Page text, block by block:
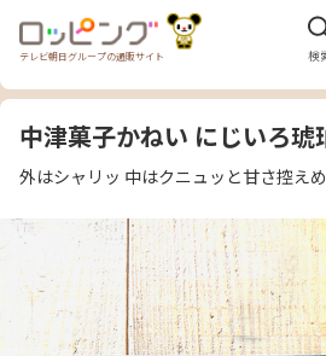
テレビ朝日グループの通販サイト 検
中津菓子かねい にじいろ
外はシャリッ 中はクニュッと甘さ控え